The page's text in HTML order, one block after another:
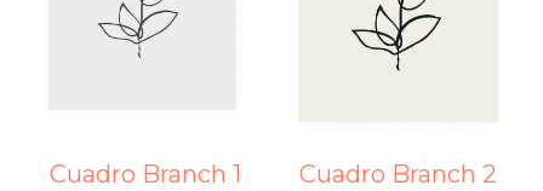
Cuadro Branch 1 Cuadro Branch 2